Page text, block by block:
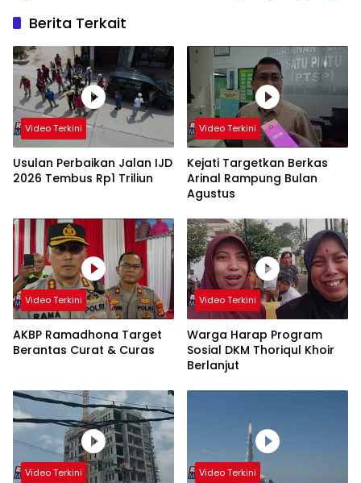
Berita Terkait
Video Terkini
Usulan Perbaikan Jalan IJD
2026 Tembus Rp1 Triliun
Video Terkini
Kejati Targetkan Berkas
Arinal Rampung Bulan
Agustus
Video Terkini
AKBP Ramadhona Target
Berantas Curat & Curas
Video Terkini
Warga Harap Program
Sosial DKM Thoriqul Khoir
Berlanjut
Video Terkini Video Terkini